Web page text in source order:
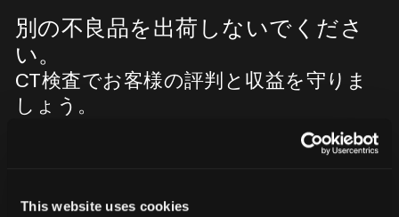
This website uses cookies
別の不良品を出荷しないでくださ
い。
CT検査でお客様の評判と収益を守りま
しょう。